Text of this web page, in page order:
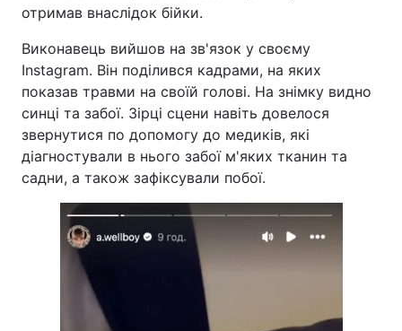
отримав внаслідок бійки.
Виконавець вийшов на зв'язок у своєму
Instagram. Він поділився кадрами, на яких
показав травми на своїй голові. На знімку видно
синці та забої. Зірці сцени навіть довелося
звернутися по допомогу до медиків, які
діагностували в нього забої м'яких тканин та
садни, а також зафіксували побої.